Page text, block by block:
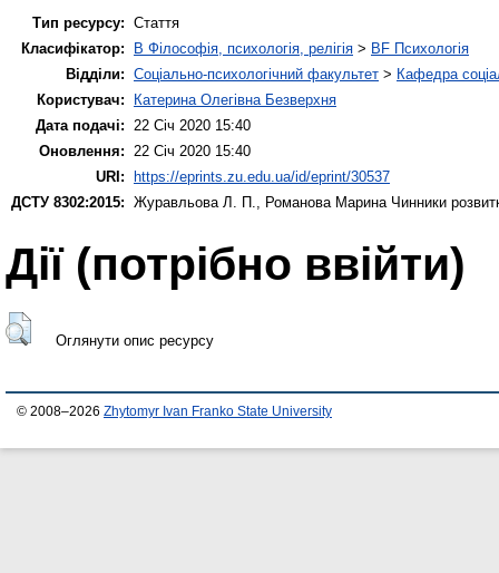
Тип ресурсу: Стаття
Класифікатор:
B Філософія, психологія, релігія > BF Психологія
Відділи: Соціально-психологічний факультет > Кафедра
Користувач:
Катерина Олегівна Безверхня
Дата подачі: 22 Січ 2020 15:40
Оновлення: 22 Січ 2020 15:40
URI:
https://eprints.zu.edu.ua/id/eprint/30537
ДСТУ 8302:2015: Журавльова Л. П., Романова МаринаЧинники
Дії ​​(потрібно ввійти)
Оглянути опис ресурсу
© 2008–2026 Zhytomyr Ivan Franko State University